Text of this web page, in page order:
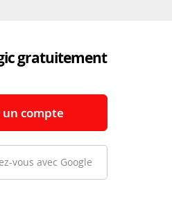
gratuitement
un compte
vous avec Google